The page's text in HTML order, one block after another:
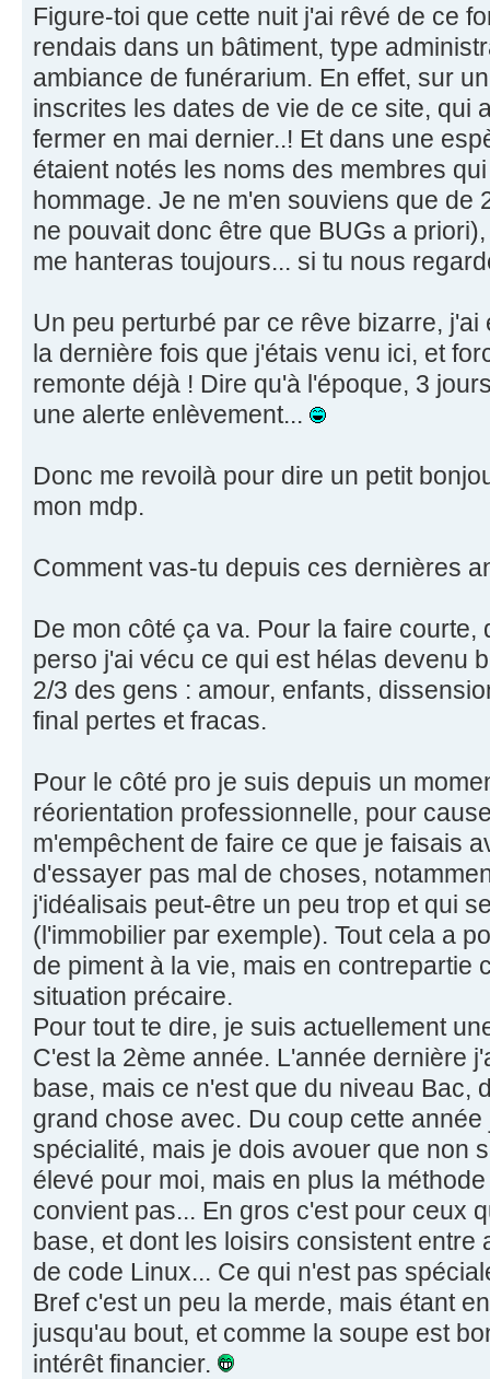
Figure-toi que cette nuit j'ai rêvé de ce
rendais dans un bâtiment, type
ambiance de funérarium. En effet, sur
inscrites les dates de vie de ce site, qui
fermer en mai dernier..! Et dans une
étaient notés les noms des membres
hommage. Je ne m'en souviens que de
ne pouvait donc être que BUGs a
me hanteras toujours... si tu nous
Un peu perturbé par ce rêve bizarre,
la dernière fois que j'étais venu ici, et
remonte déjà ! Dire qu'à l'époque, 3
une alerte enlèvement...
Donc me revoilà pour dire un petit
mon mdp.
Comment vas-tu depuis ces dernières
De mon côté ça va. Pour la faire courte,
perso j'ai vécu ce qui est hélas devenu
2/3 des gens : amour, enfants,
final pertes et fracas.
Pour le côté pro je suis depuis un
réorientation professionnelle, pour
m'empêchent de faire ce que je faisais
d'essayer pas mal de choses,
j'idéalisais peut-être un peu trop et qui
(l'immobilier par exemple). Tout cela a
de piment à la vie, mais en contrepartie
situation précaire.
Pour tout te dire, je suis actuellement
C'est la 2ème année. L'année dernière
base, mais ce n'est que du niveau Bac,
grand chose avec. Du coup cette
spécialité, mais je dois avouer que non
élevé pour moi, mais en plus la
convient pas... En gros c'est pour ceux
base, et dont les loisirs consistent entre
de code Linux... Ce qui n'est pas
Bref c'est un peu la merde, mais étant
jusqu'au bout, et comme la soupe est
intérêt financier.